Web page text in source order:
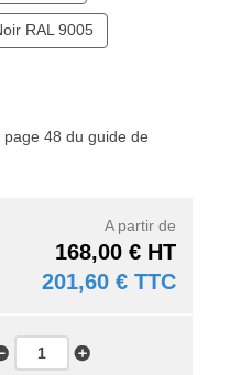
RAL 9005
48 du guide de
A partir de
168,00 € HT
201,60 € TTC